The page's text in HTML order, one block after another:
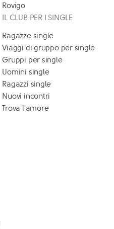
Rovigo
IL CLUB PER I SINGLE
Ragazze single
Viaggi di gruppo per single
Gruppi per single
Uomini single
Ragazzi single
Nuovi incontri
Trova l'amore